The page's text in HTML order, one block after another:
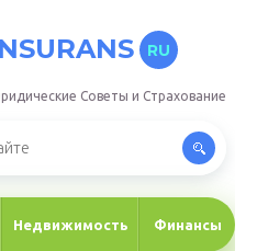
RU
Советы и Страхование
Недвижимость Финансы